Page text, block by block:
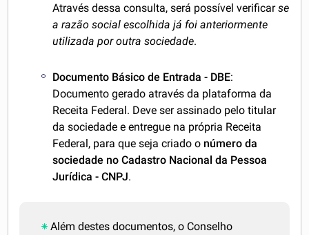
Através dessa consulta, será possível verificarse
a razão social escolhida já foi anteriormente
utilizada por outra sociedade.
Documento Básico de Entrada - DBE:
Documento gerado através da plataforma da
Receita Federal. Deve ser assinado pelo titular
da sociedade e entregue na própria Receita
Federal, para que seja criado o número da
sociedade no Cadastro Nacional da Pessoa
Jurídica - CNPJ.
Além destes documentos, o Conselho